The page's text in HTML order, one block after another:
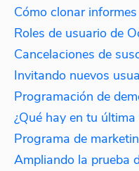
Cómo clonar
Roles de usuario de
Cancelaciones de
Invitando nuevos
Programación de
¿Qué hay en tu última
Programa de
Ampliando la prueba